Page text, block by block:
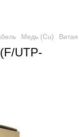
Медь (Cu)
UTP-